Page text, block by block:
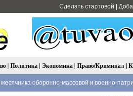
Сделать стартовой
| Политика| Экономика| Право/Криминал|
оборонно-массовой и военно-